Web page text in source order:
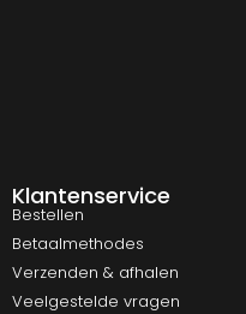
Klantenservice
Bestellen
Betaalmethodes
Verzenden & afhalen
Veelgestelde vragen